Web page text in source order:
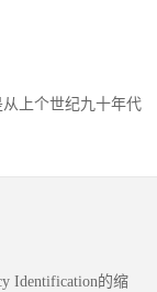
上个世纪九十年代
Identification的缩